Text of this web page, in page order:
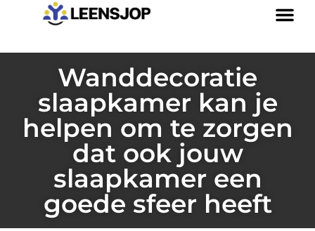
Wanddecoratie
slaapkamer kan je
helpen om te zorgen
dat ook jouw
slaapkamer een
goede sfeer heeft